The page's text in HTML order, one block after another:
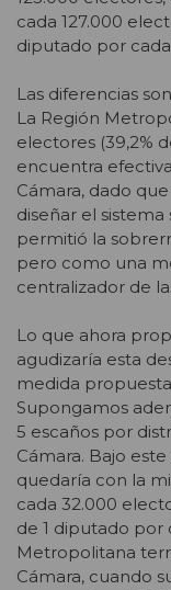
cada 127.000
diputado por
Las diferencias
La Región
electores (39,2%
encuentra
Cámara, dado
diseñar el sistema
permitió la
pero como una
centralizador de
Lo que ahora
agudizaría esta
medida
Supongamos
5 escaños por
Cámara. Bajo
quedaría con la
cada 32.000
de 1 diputado por
Metropolitana
Cámara, cuando